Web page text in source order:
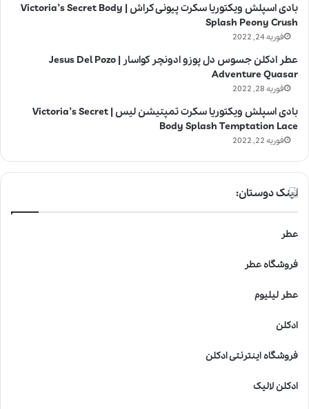
بادی اسپلش ویکتوریا سکرت پیونی کراش | Victoria’s Secret Body
Splash Peony Crush
فوریه 24, 2022
عطر ادکلن جسوس دل پوزو ادونچر کواسار | Jesus Del Pozo
Adventure Quasar
فوریه 28, 2022
بادی اسپلش ویکتوریا سکرت تمپتیشن لیس | Victoria’s Secret
Body Splash Temptation Lace
فوریه 22, 2022
لینک دوستان:
عطر
فروشگاه عطر
عطر لیلیوم
ادکلن
فروشگاه اینترنتی ادکلن
ادکلن لالیک